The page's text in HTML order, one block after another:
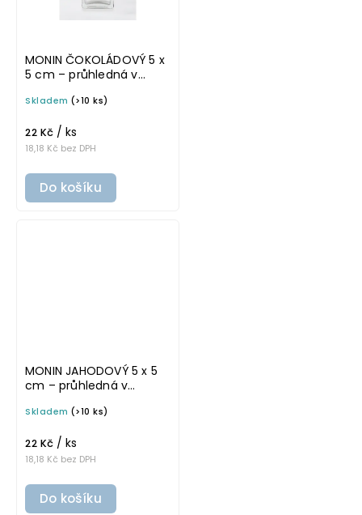
MONIN ČOKOLÁDOVÝ 5 x
5 cm – průhledná v
omyvatelná samolepka
Skladem (>10 ks)
18,18 Kč bez DPH
22 Kč / ks
Do košíku
MONIN JAHODOVÝ 5 x 5
cm – průhledná v
omyvatelná samolepka
Skladem (>10 ks)
18,18 Kč bez DPH
22 Kč / ks
Do košíku